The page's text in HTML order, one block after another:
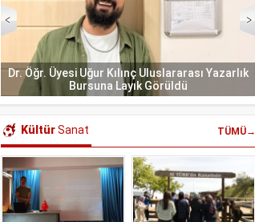
Dr. Öğr. Üyesi Uğur Kılınç Uluslararası Yazarlık
Bursuna Layık Görüldü
KültürSanat TÜMÜ→